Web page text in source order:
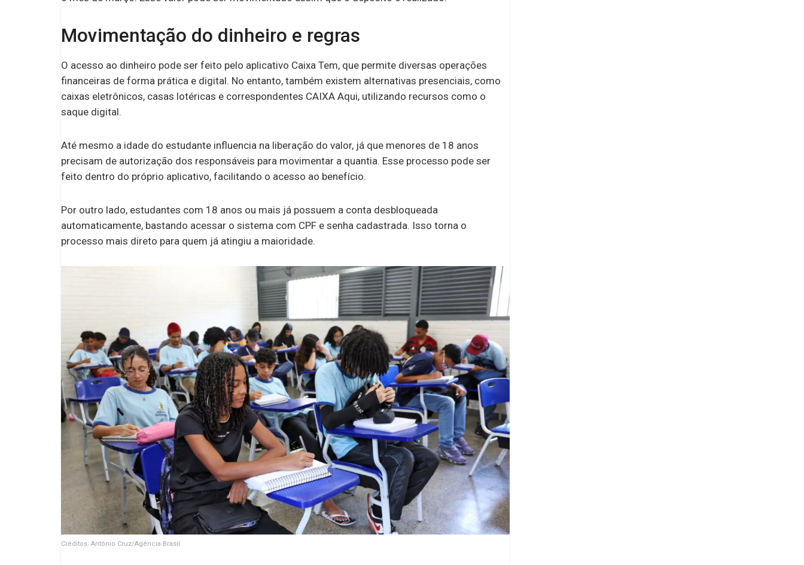
Movimentação do dinheiro e regras
O acesso ao dinheiro pode ser feito pelo aplicativo Caixa Tem, que permite diversas operações
financeiras de forma prática e digital. No entanto, também existem alternativas presenciais, como
caixas eletrônicos, casas lotéricas e correspondentes CAIXA Aqui, utilizando recursos como o
saque digital.
Até mesmo a idade do estudante influencia na liberação do valor, já que menores de 18 anos
precisam de autorização dos responsáveis para movimentar a quantia. Esse processo pode ser
feito dentro do próprio aplicativo, facilitando o acesso ao benefício.
Por outro lado, estudantes com 18 anos ou mais já possuem a conta desbloqueada
automaticamente, bastando acessar o sistema com CPF e senha cadastrada. Isso torna o
processo mais direto para quem já atingiu a maioridade.
Créditos: Antônio Cruz/Agência Brasil